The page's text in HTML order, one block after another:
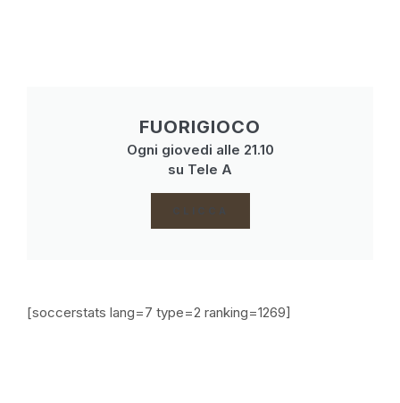
FUORIGIOCO
Ogni giovedi alle 21.10
su Tele A
CLICCA
[soccerstats lang=7 type=2 ranking=1269]